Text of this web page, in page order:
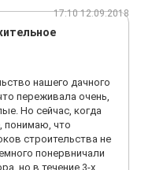
17:10 12.09.2018
нашего дачного
переживала очень,
Но сейчас, когда
понимаю, что
строительства не
понервничали
но в течение 3-х